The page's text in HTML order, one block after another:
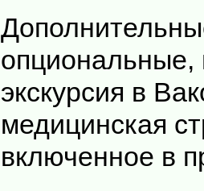
опциональные,
экскурсия в
медицинская
включенное в